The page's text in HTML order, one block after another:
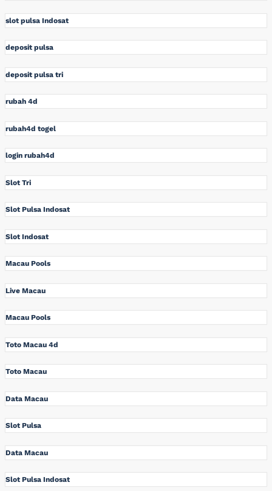
slot pulsa Indosat
deposit pulsa
deposit pulsa tri
rubah 4d
rubah4d togel
login rubah4d
Slot Tri
Slot Pulsa Indosat
Slot Indosat
Macau Pools
Live Macau
Macau Pools
Toto Macau 4d
Toto Macau
Data Macau
Slot Pulsa
Data Macau
Slot Pulsa Indosat